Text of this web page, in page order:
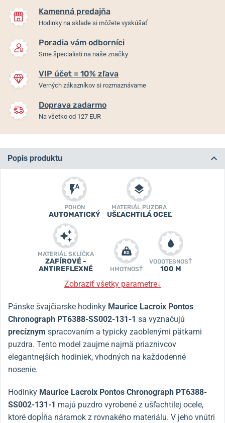
Kamenná predajňa
Hodinky na sklade si môžete vyskúšať
Poradia vám odborníci
Sme špecialisti na naše značky
VIP účet = 10% zľava
Verných zákazníkov si rozmaznávame
Doprava zadarmo
Na všetko od 127 EUR
Popis produktu
POHON
AUTOMATICKÝ
MATERIÁL PUZDRA
UŠĽACHTILÁ OCEĽ
MATERIÁL SKLÍČKA
ZAFÍROVÉ -
ANTIREFLEXNÉ
HMOTNOSŤ
VODOTESNOSŤ
100 M
Zobraziť všetky parametre↓
Pánske švajčiarske hodinky Maurice Lacroix Pontos
Chronograph PT6388-SS002-131-1 sa vyznačujú
precíznym spracovaním a typicky zaoblenými pätkami
puzdra. Tento model zaujme najmä priaznivcov
elegantnejších hodiniek, vhodných na každodenné
nosenie.
Hodinky Maurice Lacroix Pontos Chronograph PT6388-
SS002-131-1 majú puzdro vyrobené z ušľachtilej ocele,
ktoré dopĺňa náramok z rovnakého materiálu. V jeho vnútri